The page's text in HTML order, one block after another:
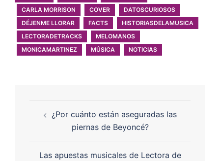
CARLA MORRISON
COVER
DATOSCURIOSOS
DÉJENME LLORAR
FACTS
HISTORIASDELAMUSICA
LECTORADETRACKS
MELOMANOS
MONICAMARTINEZ
MÚSICA NOTICIAS
¿Por cuánto están aseguradas las
piernas de Beyoncé?
Las apuestas musicales de Lectora de